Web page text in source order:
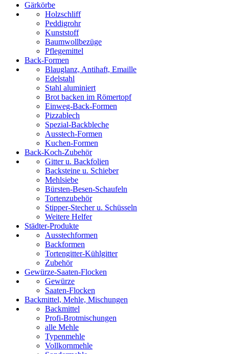
Gärkörbe
Holzschliff
Peddigrohr
Kunststoff
Baumwollbezüge
Pflegemittel
Back-Formen
Blauglanz, Antihaft, Emaille
Edelstahl
Stahl aluminiert
Brot backen im Römertopf
Einweg-Back-Formen
Pizzablech
Spezial-Backbleche
Ausstech-Formen
Kuchen-Formen
Back-Koch-Zubehör
Gitter u. Backfolien
Backsteine u. Schieber
Mehlsiebe
Bürsten-Besen-Schaufeln
Tortenzubehör
Stipper-Stecher u. Schüsseln
Weitere Helfer
Städter-Produkte
Ausstechformen
Backformen
Tortengitter-Kühlgitter
Zubehör
Gewürze-Saaten-Flocken
Gewürze
Saaten-Flocken
Backmittel, Mehle, Mischungen
Backmittel
Profi-Brotmischungen
alle Mehle
Typenmehle
Vollkornmehle